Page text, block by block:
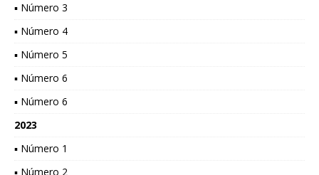
▪ Número 3
▪ Número 4
▪ Número 5
▪ Número 6
▪ Número 6
2023
▪ Número 1
▪ Número 2